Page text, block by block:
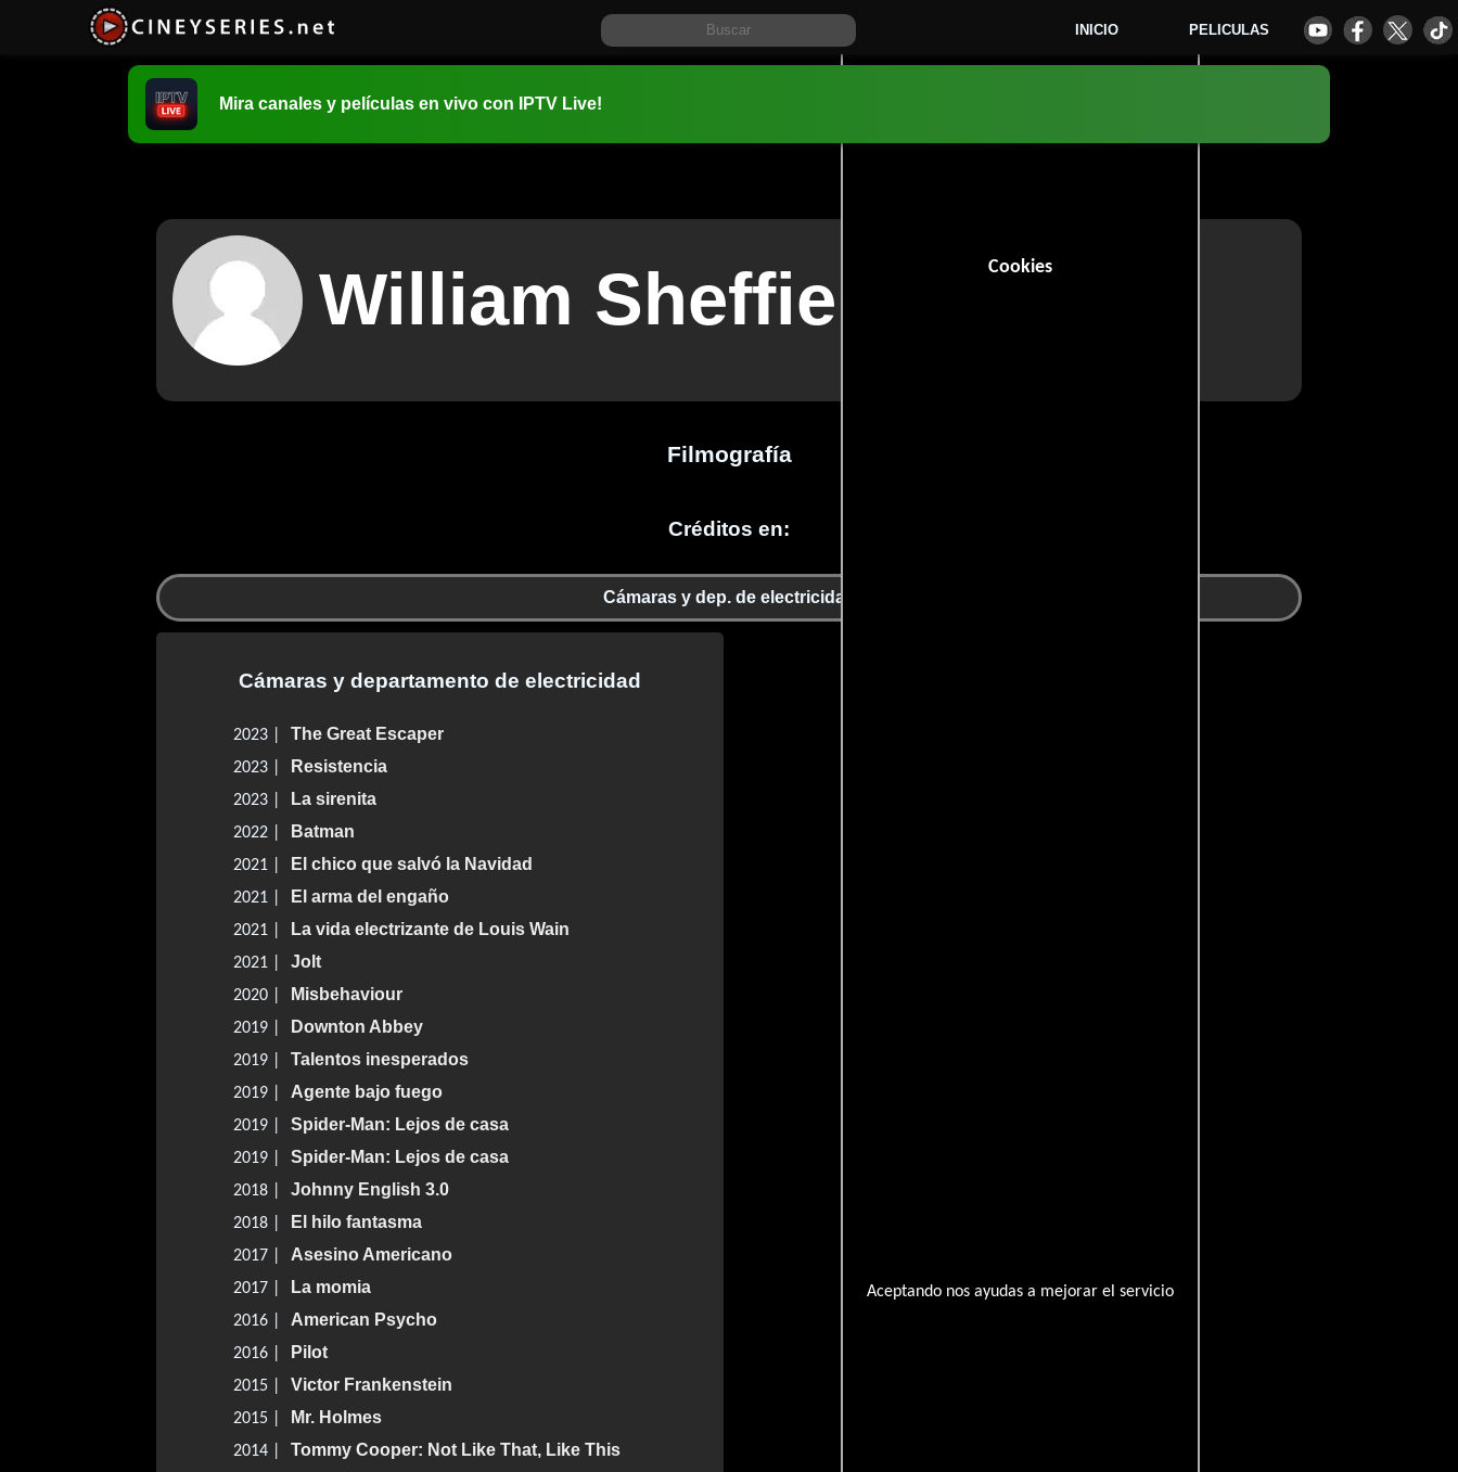
INICIO PELICULAS
Cookies
Aceptando nos ayudas a mejorar el servicio
Mira canales y películas en vivo con IPTV Live!
William Sheffield
Filmografía
Créditos en:
Cámaras y dep. de electricidad
Cámaras y departamento de electricidad
2023 | The Great Escaper
2023 | Resistencia
2023 | La sirenita
2022 | Batman
2021 | El chico que salvó la Navidad
2021 | El arma del engaño
2021 | La vida electrizante de Louis Wain
2021 | Jolt
2020 | Misbehaviour
2019 | Downton Abbey
2019 | Talentos inesperados
2019 | Agente bajo fuego
2019 | Spider-Man: Lejos de casa
2019 | Spider-Man: Lejos de casa
2018 | Johnny English 3.0
2018 | El hilo fantasma
2017 | Asesino Americano
2017 | La momia
2016 | American Psycho
2016 | Pilot
2015 | Victor Frankenstein
2015 | Mr. Holmes
2014 | Tommy Cooper: Not Like That, Like This